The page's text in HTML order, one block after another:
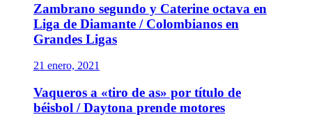
Zambrano segundo y Caterine octava en
Liga de Diamante / Colombianos en
Grandes Ligas
21 enero, 2021
Vaqueros a «tiro de as» por título de
béisbol / Daytona prende motores